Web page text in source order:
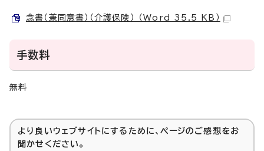
念書（兼同意書）（介護保険） （Word 35.5 KB）
手数料
無料
より良いウェブサイトにするために、ページのご感想をお
聞かせください。